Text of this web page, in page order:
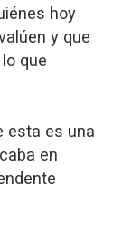
hoy
y que
que
esta es una
en